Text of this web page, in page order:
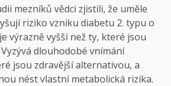
mezníků vědci zjistili, že uměle
riziko vzniku diabetu 2. typu o
výrazně vyšší než ty, které jsou
dlouhodobé vnímání
jsou zdravější alternativou, a
nést vlastní metabolická rizika.